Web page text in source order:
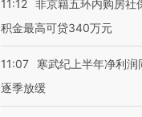
11:12 非京籍五环内购房社
积金最高可贷340万元
11:07
寒武纪上半年净利
逐季放缓